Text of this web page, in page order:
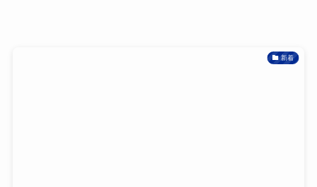
新着